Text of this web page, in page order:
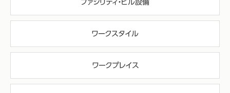
ファシリティ・ビル設備
ワークスタイル
ワークプレイス